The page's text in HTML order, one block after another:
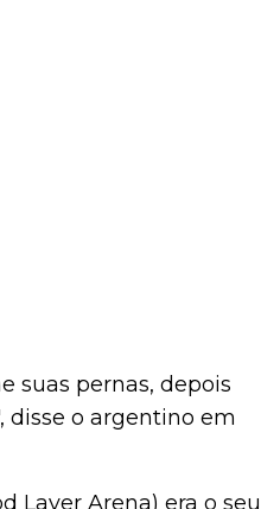
suas pernas, depois
o argentino em
Laver Arena) era o seu